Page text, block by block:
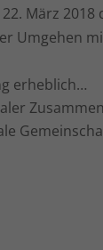
März 2018
Umgehen
erheblich…